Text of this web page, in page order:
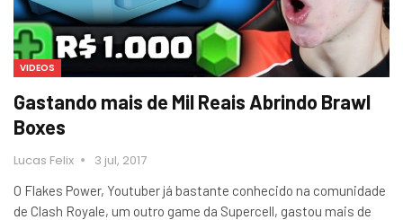
VIDEOS
Gastando mais de Mil Reais Abrindo Brawl
Boxes
Lucas Felix 3 jul, 2017
O Flakes Power, Youtuber já bastante conhecido na comunidade
de Clash Royale, um outro game da Supercell, gastou mais de